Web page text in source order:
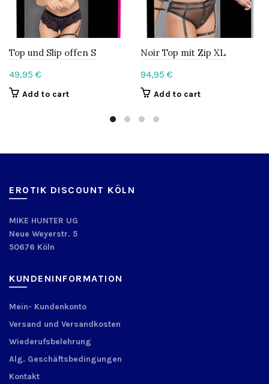
Top und Slip offen S
49,95 €
Add to cart
Noir Top mit Zip XL
94,95 €
Add to cart
EROTIK DISCOUNT KÖLN
MIKE HUNTER UG
Neue Weyerstr. 5
50676 Köln
KUNDENINFORMATION
Mein- Kundenkonto
Versand und Versandkosten
Wiederufsbelehrung
Alg. Geschäftsbedingungen
Kontakt